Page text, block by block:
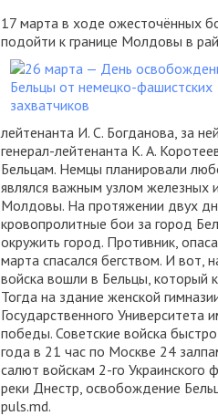
17 марта в ходе ожесточённых
подойти к границе Молдовы в
лейтенанта И. С. Богданова, за
генерал-лейтенанта К. А.
Бельцам. Немцы планировали
являлся важным узлом железных
Молдовы. На протяжении двух
кровопролитные бои за город
окружить город. Противник,
марта спасался бегством. И вот,
войска вошли в Бельцы, который
Тогда на здание женской
Государственного Университета
победы. Советские войска
года в 21 час по Москве 24
салют войскам 2-го Украинского
реки Днестр, освобождение
puls.md.